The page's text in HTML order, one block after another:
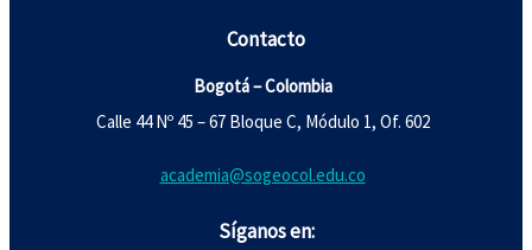
Contacto
Bogotá – Colombia
Calle 44 Nº 45 – 67 Bloque C, Módulo 1, Of. 602
academia@sogeocol.edu.co
Síganos en: